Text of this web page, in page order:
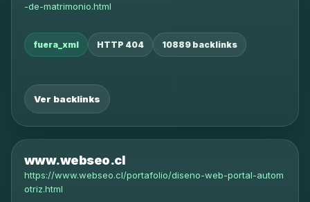
-de-matrimonio.html
fuera_xml HTTP 404 10889 backlinks
Ver backlinks
www.webseo.cl
https://www.webseo.cl/portafolio/diseno-web-portal-autom
otriz.html